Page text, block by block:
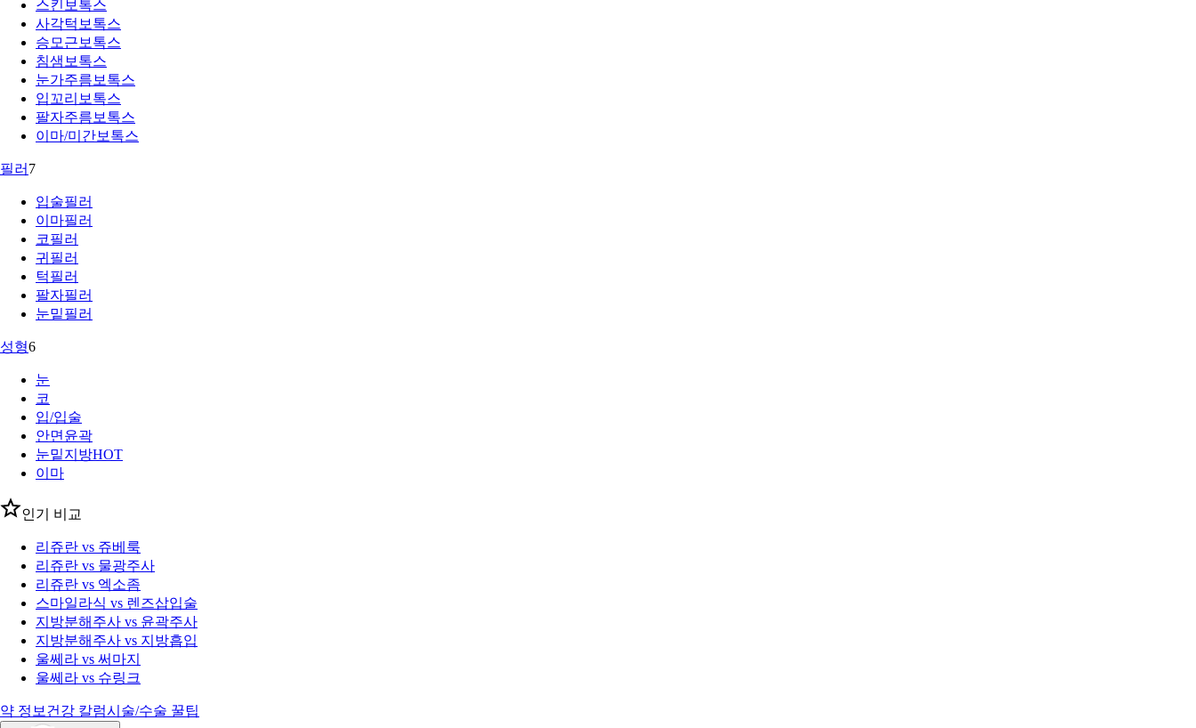
스킨보톡스
사각턱보톡스
승모근보톡스
침샘보톡스
눈가주름보톡스
입꼬리보톡스
팔자주름보톡스
이마/미간보톡스
필러 7
입술필러
이마필러
코필러
귀필러
턱필러
팔자필러
눈밑필러
성형6
눈
코
입/입술
안면윤곽
눈밑지방HOT
이마
인기 비교
리쥬란 vs 쥬베룩
리쥬란 vs 물광주사
리쥬란 vs 엑소좀
스마일라식 vs 렌즈삽입술
지방분해주사 vs 윤곽주사
지방분해주사 vs 지방흡입
울쎄라 vs 써마지
울쎄라 vs 슈링크
약 정보 건강 칼럼시술/수술 꿀팁